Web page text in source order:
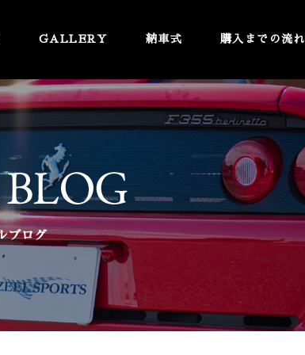
GALLERY 納車式 購入までの流れ